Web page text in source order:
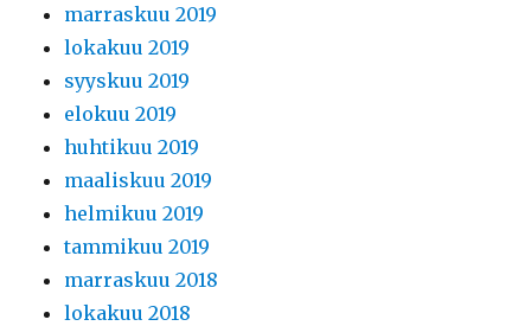
marraskuu 2019
lokakuu 2019
syyskuu 2019
elokuu 2019
huhtikuu 2019
maaliskuu 2019
helmikuu 2019
tammikuu 2019
marraskuu 2018
lokakuu 2018